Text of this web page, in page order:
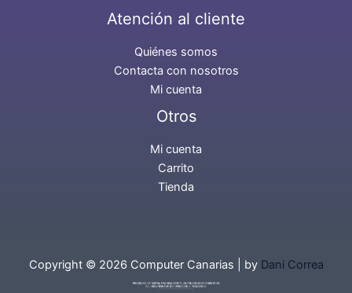
Atención al cliente
Quiénes somos
Contacta con nosotros
Mi cuenta
Otros
Mi cuenta
Carrito
Tienda
Copyright © 2026 Computer Canarias | by Dani Correa